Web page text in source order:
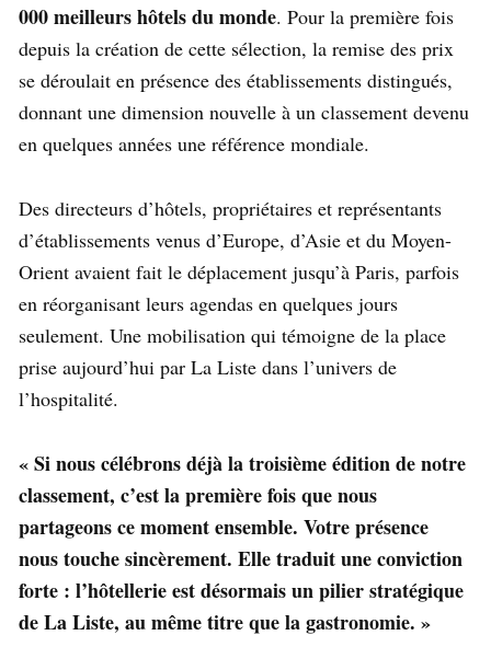
000 meilleurs hôtels du monde. Pour la première fois
depuis la création de cette sélection, la remise des prix
se déroulait en présence des établissements distingués,
donnant une dimension nouvelle à un classement devenu
en quelques années une référence mondiale.
Des directeurs d’hôtels, propriétaires et représentants
d’établissements venus d’Europe, d’Asie et du Moyen-
Orient avaient fait le déplacement jusqu’à Paris, parfois
en réorganisant leurs agendas en quelques jours
seulement. Une mobilisation qui témoigne de la place
prise aujourd’hui par La Liste dans l’univers de
l’hospitalité.
« Si nous célébrons déjà la troisième édition de notre
classement, c’est la première fois que nous
partageons ce moment ensemble. Votre présence
nous touche sincèrement. Elle traduit une conviction
forte : l’hôtellerie est désormais un pilier stratégique
de La Liste, au même titre que la gastronomie. »